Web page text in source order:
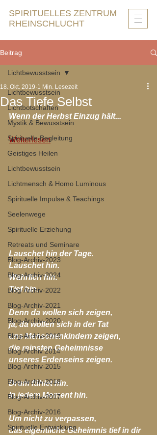
SPIRITUELLES ZENTRUM
RHEINSCHLUCHT
Beitrag
Lichtbewusstsein
Lichtbotschaften
Mystik & Bewusstsein
Spirituelle Begleitung
Geistiges Heilen
Lichtbewusstsein
Lichtmensch & Homo Luminous
Spirituelle Impulse & Teachings
Seelenwege
Spirituelle Erziehung
Retreats und Seminare
Blog-Archiv-2023
Blog-Archiv-2024
Blog-Archiv-2022
Blog-Archiv-2021
Blog-Archiv-2020
Blog-Archiv-2019
Blog-Archiv 2014
Blog-Archiv-2015
Blog-Archiv-2018
Blog-Archiv-2017
Blog-Archiv-2016
Spirituelle Entwicklung
Lichtbewusstsein
Das Tiefe Selbst
18. Okt. 2019 1 Min. Lesezeit
Wenn der Herbst Einzug hält...
Weiterlesen
Lauschet hin der Tage.
Lauschet hin.
Wahrlich hin.
Tief hin.
Denn da wollen sich zeigen,
ja, da wollen sich in der Tat
uns Menschenkindern zeigen,
die reinsten Geheimnisse
unseres Erdenseins zeigen.
Drum fühlet hin.
In jedem Moment hin.
Um nicht zu verpassen,
das eigentliche Geheimnis tief in dir